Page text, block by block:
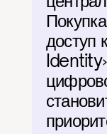
доступ